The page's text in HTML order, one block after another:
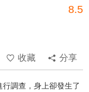
8.5
收藏
分享
調查，身上卻發生了